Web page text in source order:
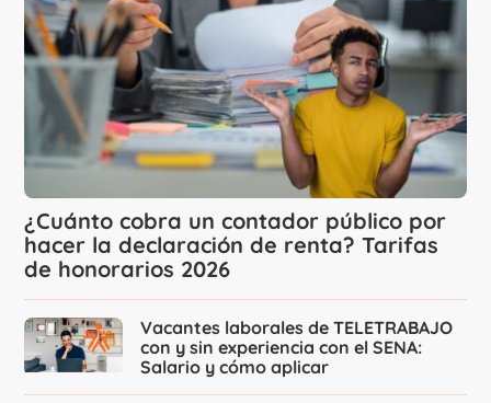
¿Cuánto cobra un contador público por
hacer la declaración de renta? Tarifas
de honorarios 2026
Vacantes laborales de TELETRABAJO
con y sin experiencia con el SENA:
Salario y cómo aplicar